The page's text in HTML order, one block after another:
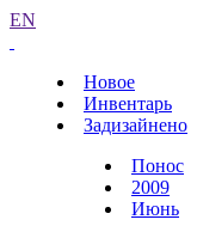
EN
Новое
Инвентарь
Задизайнено
Понос
2009
Июнь